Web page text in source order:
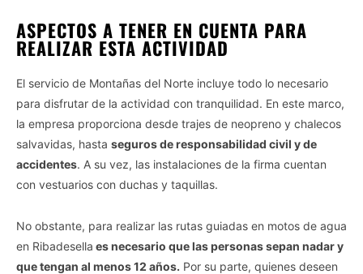
ASPECTOS A TENER EN CUENTA PARA
REALIZAR ESTA ACTIVIDAD
El servicio de Montañas del Norte incluye todo lo necesario
para disfrutar de la actividad con tranquilidad. En este marco,
la empresa proporciona desde trajes de neopreno y chalecos
salvavidas, hasta seguros de responsabilidad civil y de
accidentes. A su vez, las instalaciones de la firma cuentan
con vestuarios con duchas y taquillas.
No obstante, para realizar las rutas guiadas en motos de agua
en Ribadesella es necesario que las personas sepan nadar y
que tengan al menos 12 años. Por su parte, quienes deseen